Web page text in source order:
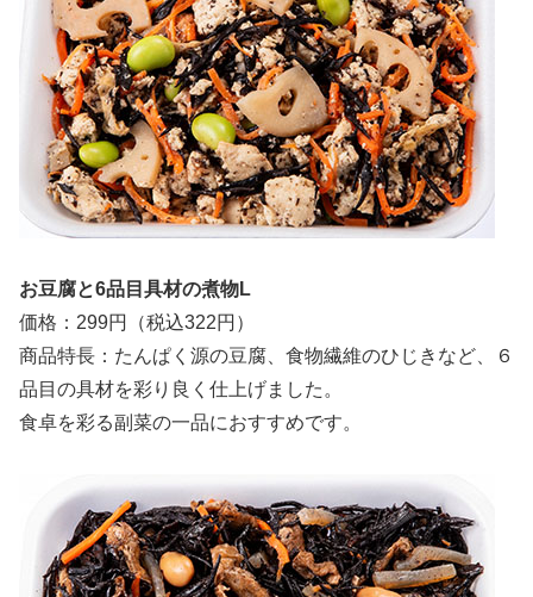
お豆腐と6品目具材の煮物L
価格：299円（税込322円）
商品特長：たんぱく源の豆腐、食物繊維のひじきなど、６
品目の具材を彩り良く仕上げました。
食卓を彩る副菜の一品におすすめです。